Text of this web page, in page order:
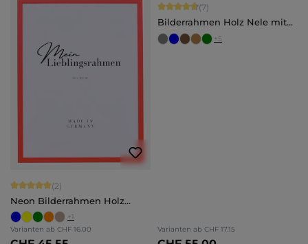
Durchschnittliche Bewertung von 5 von 5 Sternen
(2)
Neon Bilderrahmen Holz
Bonnie
+1
Varianten ab CHF 16.00
Durchschnittliche Bewertung von
(7)
Bilderrahmen Holz Nele mit
Abstandsleiste
+5
Varianten ab CHF 17.15